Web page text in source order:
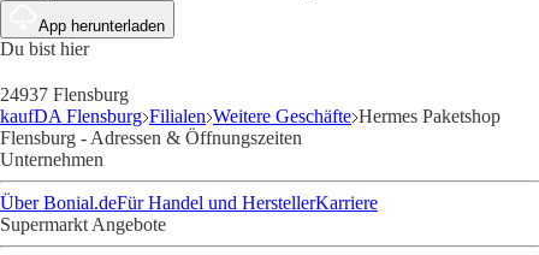
App herunterladen
Du bist hier
24937 Flensburg
kaufDA Flensburg Filialen Weitere Geschäfte Hermes Paketshop
Flensburg - Adressen & Öffnungszeiten
Unternehmen
Über Bonial.deFür Handel und HerstellerKarriere
Supermarkt Angebote